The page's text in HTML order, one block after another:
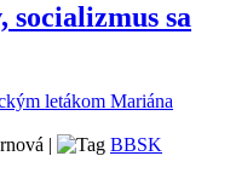
sa
| BBSK